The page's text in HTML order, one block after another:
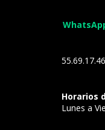
Horarios
Lunes a